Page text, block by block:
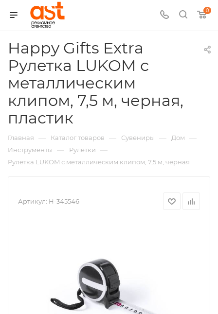
0
Happy Gifts Extra
Рулетка LUKOM с
металлическим
клипом, 7,5 м, черная,
пластик
арт.:
H-
345546
Главная — Каталог товаров — Сувениры — Дом —
Инструменты — Рулетки —
Рулетка LUKOM с металлическим клипом, 7,5 м, черная
Артикул: H-345546